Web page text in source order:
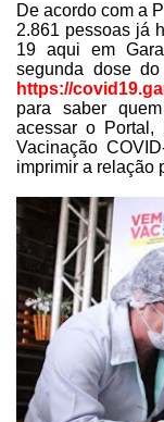
De acordo com a
2.861 pessoas já
19 aqui em
segunda dose
https://
para saber
acessar o Portal,
Vacinação
imprimir a relação